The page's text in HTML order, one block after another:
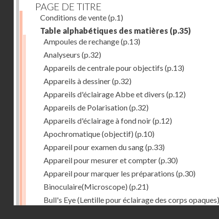
PAGE DE TITRE
Conditions de vente(p.1)
Table alphabétiques des matières (p.35)
Ampoules de rechange(p.13)
Analyseurs (p.32)
Appareils de centrale pour objectifs (p.13)
Appareils à dessiner(p.32)
Appareils d'éclairage Abbe et divers (p.12)
Appareils de Polarisation(p.32)
Appareils d'éclairage à fond noir(p.12)
Apochromatique (objectif) (p.10)
Appareil pour examen du sang(p.33)
Appareil pour mesurer et compter(p.30)
Appareil pour marquer les préparations (p.30)
Binoculaire(Microscope) (p.21)
Bull's Eye (Lentille pour éclairage des corps opaques)
(p.27)